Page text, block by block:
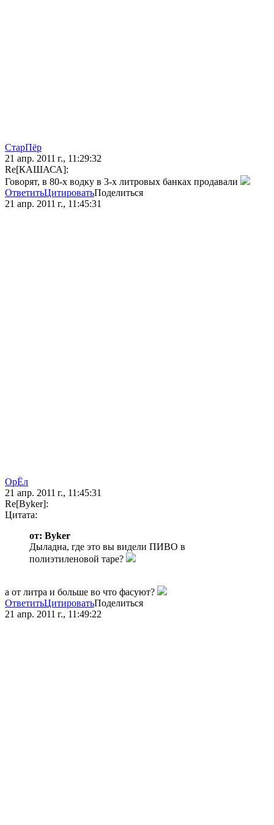
СтарПёр
21 апр. 2011 г., 11:29:32
Re[КАШАСА]:
Говорят, в 80-х водку в 3-х литровых банках продавали
ОтветитьЦитироватьПоделиться
21 апр. 2011 г., 11:45:31
ОрЁл
21 апр. 2011 г., 11:45:31
Re[Byker]:
Цитата:
от: Byker
Дыладна, где это вы видели ПИВО в
полиэтиленовой таре?
а от литра и больше во что фасуют?
ОтветитьЦитироватьПоделиться
21 апр. 2011 г., 11:49:22